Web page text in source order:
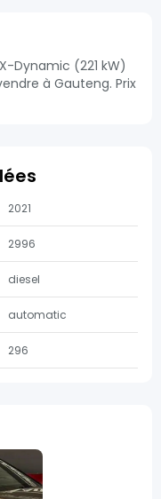
Dynamic (221 kW)
à Gauteng. Prix
2021
2996
diesel
automatic
296